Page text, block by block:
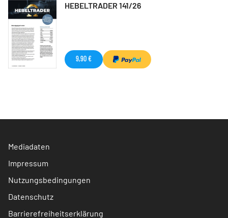
HEBELTRADER 141/26
9,90 €
Mediadaten
Impressum
Nutzungsbedingungen
Datenschutz
Barrierefreiheitserklärung